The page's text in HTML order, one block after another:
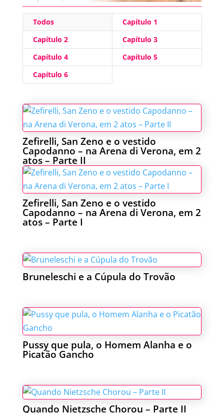
Todos
Capítulo 1
Capítulo 2
Capítulo 3
Capítulo 4
Capítulo 5
Capítulo 6
Zefirelli, San Zeno e o vestido
Capodanno – na Arena di Verona, em 2
atos – Parte II
Zefirelli, San Zeno e o vestido
Capodanno – na Arena di Verona, em 2
atos – Parte I
Bruneleschi e a Cúpula do Trovão
Pussy que pula, o Homem Alanha e o
Picatão Gancho
Quando Nietzsche Chorou – Parte II